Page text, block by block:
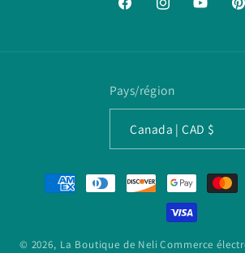
FacebookInstagramYouTube
Pays/région
Canada | CAD $
Moyens
de
© 2026, La Boutique de Neli Commerce